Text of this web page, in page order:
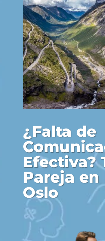
¿Falta de
Efectiva?
Pareja en
Oslo